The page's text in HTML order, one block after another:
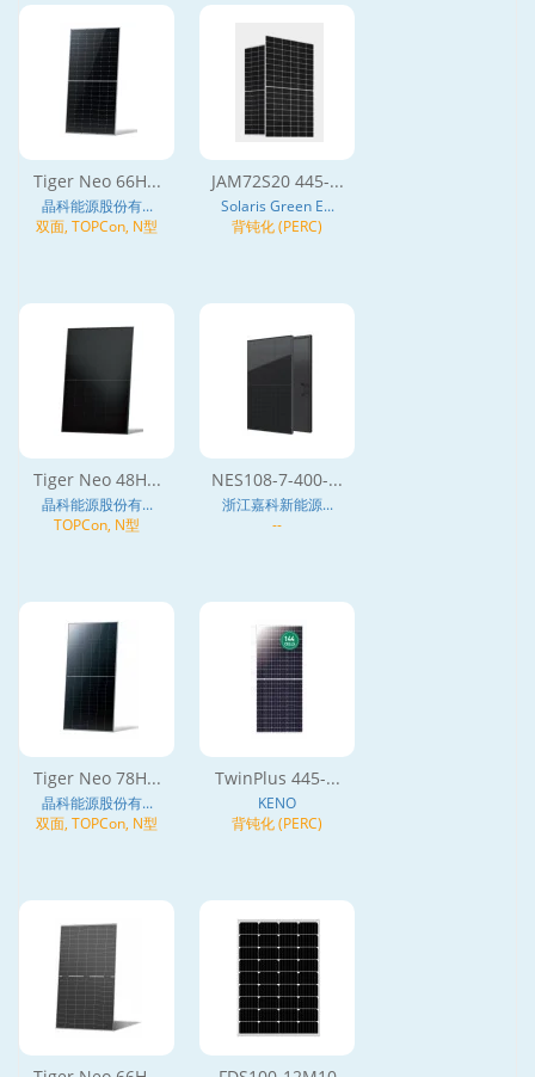
Tiger Neo 66H...
晶科能源股份有...
双面, TOPCon, N型
JAM72S20 445-...
Solaris Green E...
背钝化 (PERC)
Tiger Neo 48H...
晶科能源股份有...
TOPCon, N型
NES108-7-400-...
浙江嘉科新能源...
--
Tiger Neo 78H...
晶科能源股份有...
双面, TOPCon, N型
TwinPlus 445-...
KENO
背钝化 (PERC)